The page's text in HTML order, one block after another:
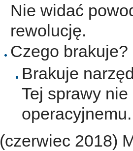
Nie widać
rewolucję.
Czego
Brakuje
Tej sprawy
operacyjnemu.
(czerwiec 2018)